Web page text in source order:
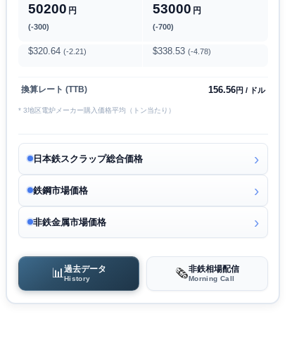
50200 円
(-300)
53000 円
(-700)
$320.64 (-2.21) $338.53 (-4.78)
換算レート (TTB) 156.56円 / ドル
* 3地区電炉メーカー購入価格平均（トン当たり）
日本鉄スクラップ総合価格
鉄鋼市場価格
非鉄金属市場価格
📊 過去データ
History 🗞️非鉄相場配信
Morning Call